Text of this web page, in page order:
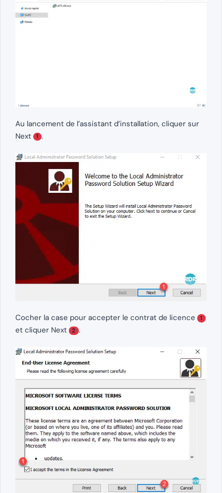
Au lancement de l’assistant d’installation, cliquer sur
Next
1 .
Cocher la case pour accepter le contrat de licence 1
et cliquer Next 2 .